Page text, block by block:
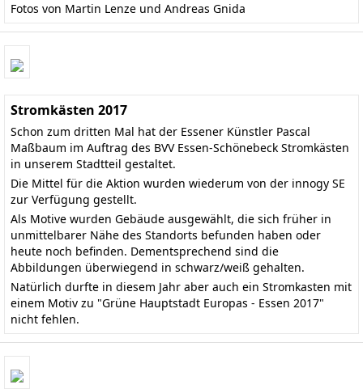
Fotos von Martin Lenze und Andreas Gnida
Stromkästen 2017
Schon zum dritten Mal hat der Essener Künstler Pascal
Maßbaum im Auftrag des BVV Essen-Schönebeck Stromkästen
in unserem Stadtteil gestaltet.
Die Mittel für die Aktion wurden wiederum von der innogy SE
zur Verfügung gestellt.
Als Motive wurden Gebäude ausgewählt, die sich früher in
unmittelbarer Nähe des Standorts befunden haben oder
heute noch befinden. Dementsprechend sind die
Abbildungen überwiegend in schwarz/weiß gehalten.
Natürlich durfte in diesem Jahr aber auch ein Stromkasten mit
einem Motiv zu "Grüne Hauptstadt Europas - Essen 2017"
nicht fehlen.